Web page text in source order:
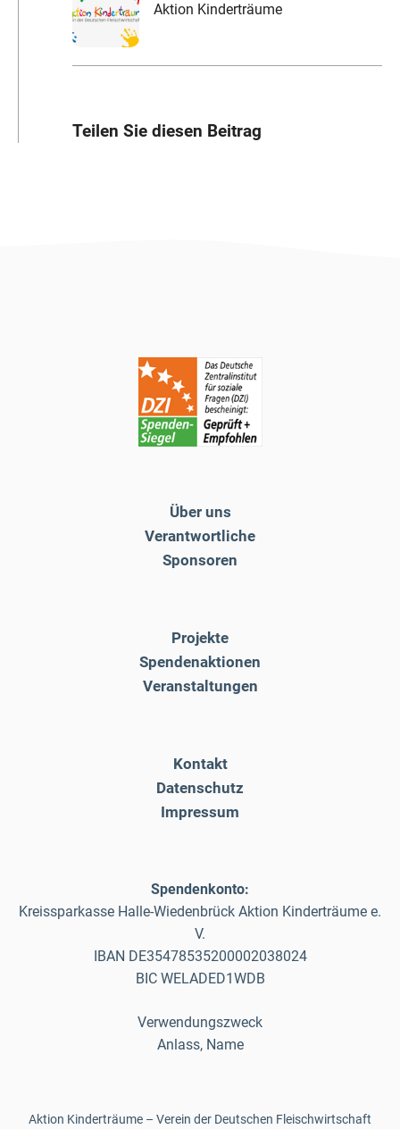
Aktion Kinderträume
Teilen Sie diesen Beitrag
Über uns
Verantwortliche
Sponsoren
Projekte
Spendenaktionen
Veranstaltungen
Kontakt
Datenschutz
Impressum
Spendenkonto:
Kreissparkasse Halle-Wiedenbrück Aktion Kinderträume e.
V.
IBAN DE35478535200002038024
BIC WELADED1WDB
Verwendungszweck
Anlass, Name
Aktion Kinderträume – Verein der Deutschen Fleischwirtschaft